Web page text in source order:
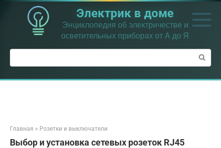
Перейти
контенту
Электрик в доме
Энциклопедия об электричестве и
осветительных приборах от А до Я
Поиск:
Главная » Розетки и выключатели
Выбор и установка сетевых розеток RJ45